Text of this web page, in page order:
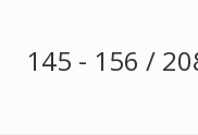
145 - 156 /